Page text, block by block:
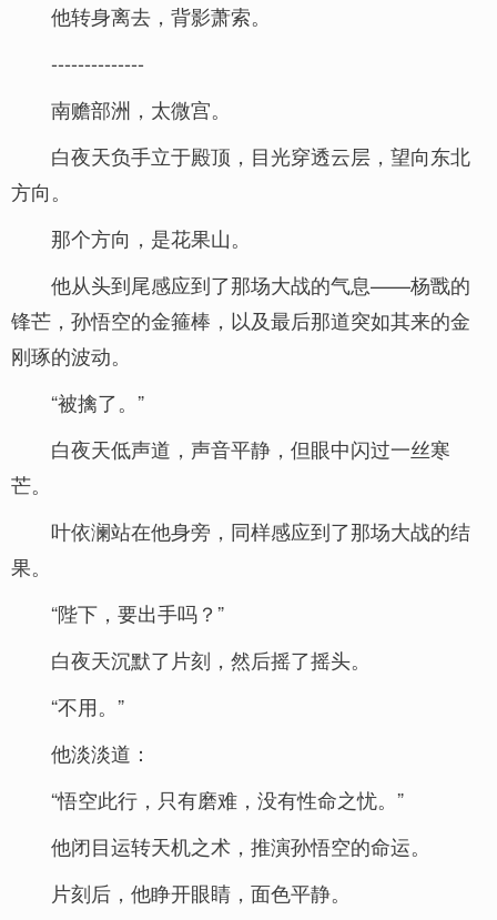
他转身离去，背影萧索。
--------------
南赡部洲，太微宫。
白夜天负手立于殿顶，目光穿透云层，望向东北
方向。
那个方向，是花果山。
他从头到尾感应到了那场大战的气息——杨戬的
锋芒，孙悟空的金箍棒，以及最后那道突如其来的金
刚琢的波动。
“被擒了。”
白夜天低声道，声音平静，但眼中闪过一丝寒
芒。
叶依澜站在他身旁，同样感应到了那场大战的结
果。
“陛下，要出手吗？”
白夜天沉默了片刻，然后摇了摇头。
“不用。”
他淡淡道：
“悟空此行，只有磨难，没有性命之忧。”
他闭目运转天机之术，推演孙悟空的命运。
片刻后，他睁开眼睛，面色平静。